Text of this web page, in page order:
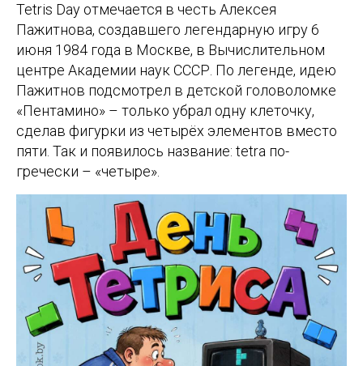
Tetris Day отмечается в честь Алексея
Пажитнова, создавшего легендарную игру 6
июня 1984 года в Москве, в Вычислительном
центре Академии наук СССР. По легенде, идею
Пажитнов подсмотрел в детской головоломке
«Пентамино» – только убрал одну клеточку,
сделав фигурки из четырёх элементов вместо
пяти. Так и появилось название: tetra по-
гречески – «четыре».